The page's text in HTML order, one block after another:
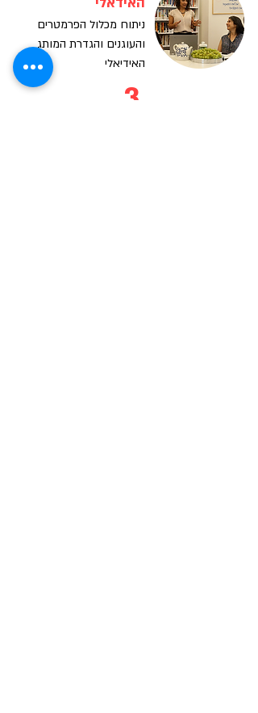
ניתוח מכלול הפרמטרים
והעוגנים והגדרת המותג
האידיאלי
3